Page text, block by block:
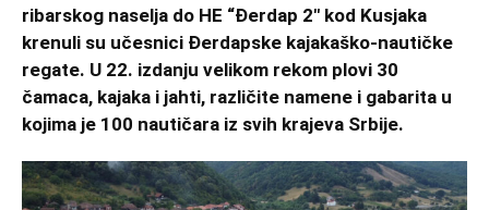
ribarskog naselja do HE “Đerdap 2″ kod Kusjaka
krenuli su učesnici Đerdapske kajakaško-nautičke
regate. U 22. izdanju velikom rekom plovi 30
čamaca, kajaka i jahti, različite namene i gabarita u
kojima je 100 nautičara iz svih krajeva Srbije.